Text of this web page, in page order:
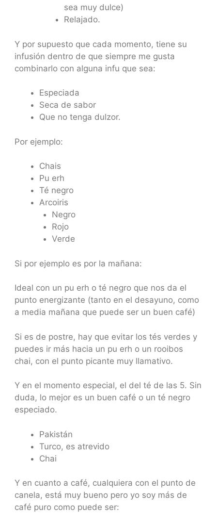
sea muy dulce)
Relajado.
Y por supuesto que cada momento, tiene su
infusión dentro de que siempre me gusta
combinarlo con alguna infu que sea:
Especiada
Seca de sabor
Que no tenga dulzor.
Por ejemplo:
Chais
Pu erh
Té negro
Arcoiris
Negro
Rojo
Verde
Si por ejemplo es por la mañana:
Ideal con un pu erh o té negro que nos da el
punto energizante (tanto en el desayuno, como
a media mañana que puede ser un buen café)
Si es de postre, hay que evitar los tés verdes y
puedes ir más hacia un pu erh o un rooibos
chai, con el punto picante muy llamativo.
Y en el momento especial, el del té de las 5. Sin
duda, lo mejor es un buen café o un té negro
especiado.
Pakistán
Turco, es atrevido
Chai
Y en cuanto a café, cualquiera con el punto de
canela, está muy bueno pero yo soy más de
café puro como puede ser: